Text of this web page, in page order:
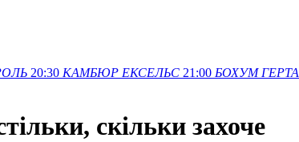
20:30 КАМБЮР ЕКСЕЛЬС 21:00 БОХУМ ГЕРТА
скільки захоче